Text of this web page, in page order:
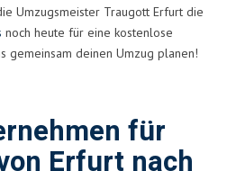
Umzugsmeister Traugott Erfurt die
noch heute für eine kostenlose
gemeinsam deinen Umzug planen!
für
Erfurt nach